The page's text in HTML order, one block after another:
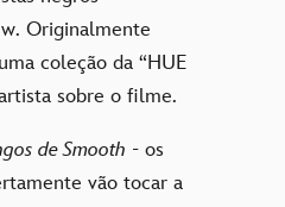
Originalmente
coleção da “HUE
sobre o filme.
de Smooth - os
vão tocar a